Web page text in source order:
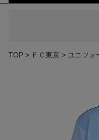
TOP ＦＣ東京 ユニフォ